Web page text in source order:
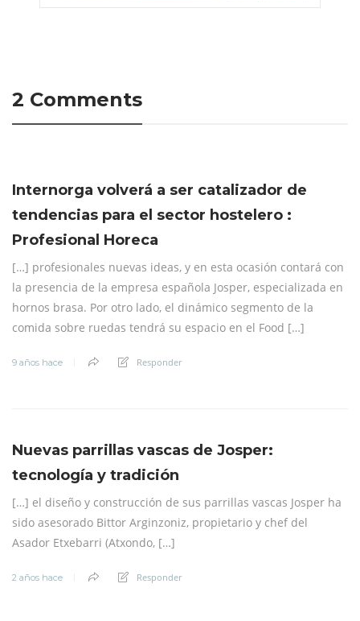
2 Comments
Internorga volverá a ser catalizador de
tendencias para el sector hostelero :
Profesional Horeca
[…] profesionales nuevas ideas, y en esta ocasión contará con
la presencia de la empresa española Josper, especializada en
hornos brasa. Por otro lado, el dinámico segmento de la
comida sobre ruedas tendrá su espacio en el Food […]
9 años hace Responder
Nuevas parrillas vascas de Josper:
tecnología y tradición
[…] el diseño y construcción de sus parrillas vascas Josper ha
sido asesorado Bittor Arginzoniz, propietario y chef del
Asador Etxebarri (Atxondo, […]
2 años hace Responder